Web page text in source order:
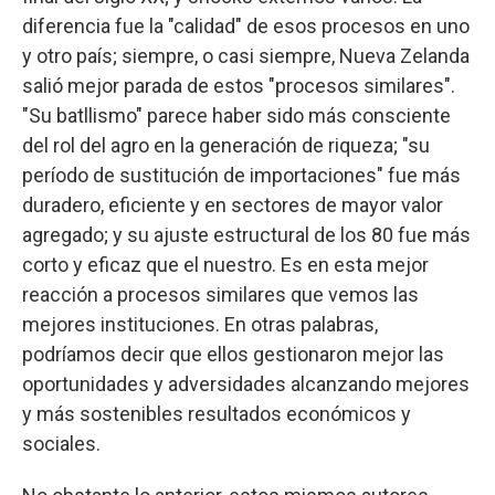
diferencia fue la "calidad" de esos procesos en uno
y otro país; siempre, o casi siempre, Nueva Zelanda
salió mejor parada de estos "procesos similares".
"Su batllismo" parece haber sido más consciente
del rol del agro en la generación de riqueza; "su
período de sustitución de importaciones" fue más
duradero, eficiente y en sectores de mayor valor
agregado; y su ajuste estructural de los 80 fue más
corto y eficaz que el nuestro. Es en esta mejor
reacción a procesos similares que vemos las
mejores instituciones. En otras palabras,
podríamos decir que ellos gestionaron mejor las
oportunidades y adversidades alcanzando mejores
y más sostenibles resultados económicos y
sociales.